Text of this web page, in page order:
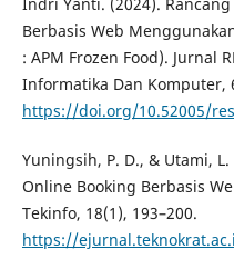
Berbasis Web
: APM Frozen Food). Jurnal
Informatika Dan Komputer,
https://doi.org/10.52005/
Yuningsih, P. D., & Utami,
Online Booking Berbasis
Tekinfo, 18(1), 193–200.
https://